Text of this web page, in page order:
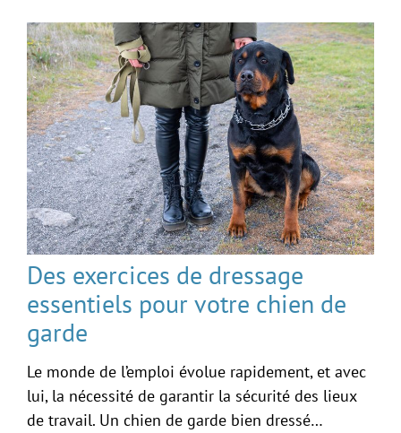
Des exercices de dressage
essentiels pour votre chien de
garde
Le monde de l’emploi évolue rapidement, et avec
lui, la nécessité de garantir la sécurité des lieux
de travail. Un chien de garde bien dressé…